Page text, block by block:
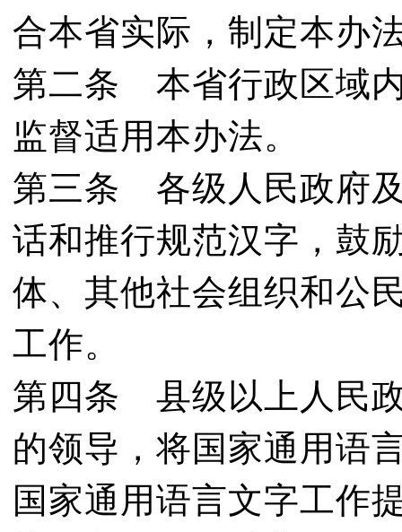
合本省实际，制定本办
第二条 本省行政区域
监督适用本办法。
第三条 各级人民政府
话和推行规范汉字，鼓
体、其他社会组织和公
工作。
第四条 县级以上人民
的领导，将国家通用语
国家通用语言文字工作